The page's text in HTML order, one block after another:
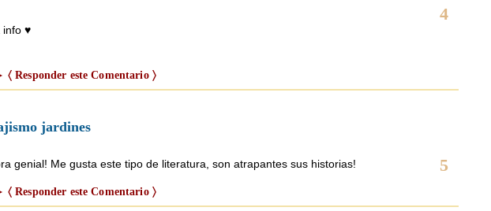
4
info ♥
〈 Responder este Comentario 〉
jardines
5
genial! Me gusta este tipo de literatura, son atrapantes sus historias!
〈 Responder este Comentario 〉